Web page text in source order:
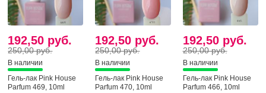
192,50 руб.
250,00 руб.
В наличии
Гель-лак Pink House
Parfum 469, 10ml
192,50 руб.
250,00 руб.
В наличии
Гель-лак Pink House
Parfum 470, 10ml
192,50 руб.
250,00 руб.
В наличии
Гель-лак Pink House
Parfum 466, 10ml